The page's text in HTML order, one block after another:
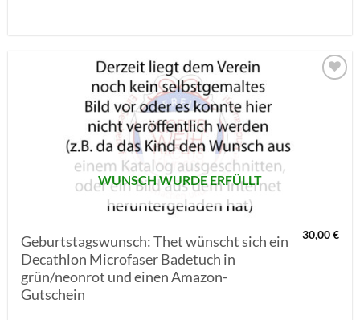
WUNSCH WURDE ERFÜLLT
Geburtstagswunsch: Thet wünscht sich ein
Decathlon Microfaser Badetuch in
grün/neonrot und einen Amazon-
Gutschein
30,00€